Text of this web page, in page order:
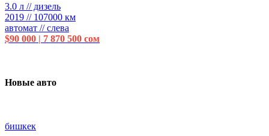
3.0 л // дизель
2019 // 107000 км
автомат // слева
$90 000 | 7 870 500 сом
Новые авто
бишкек